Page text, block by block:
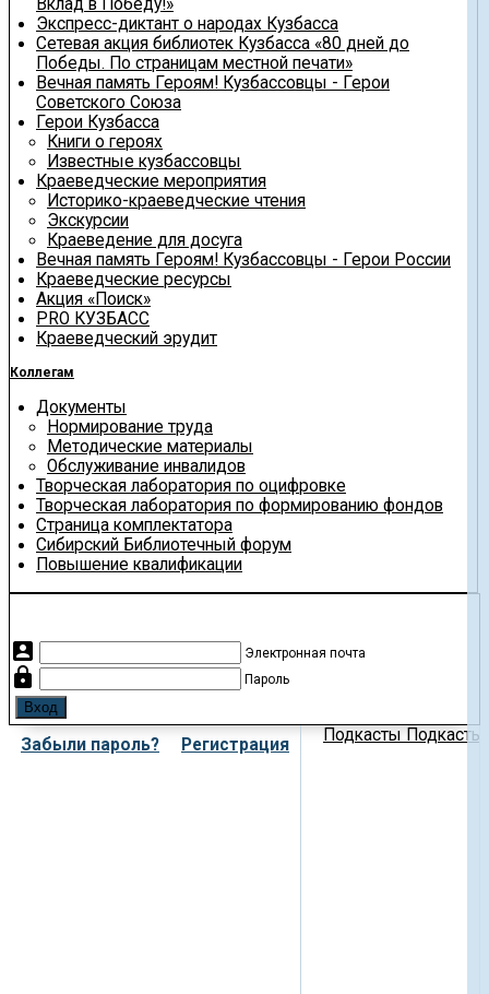
Экспресс-диктант о народах Кузбасса
Сетевая акция библиотек Кузбасса «80 дней до
Победы. По страницам местной печати»
Вечная память Героям! Кузбассовцы - Герои
Советского Союза
Герои Кузбасса
Книги о героях
Известные кузбассовцы
Краеведческие мероприятия
Историко-краеведческие чтения
Экскурсии
Краеведение для досуга
Вечная память Героям! Кузбассовцы - Герои России
Краеведческие ресурсы
Акция «Поиск»
PRO КУЗБАСС
Краеведческий эрудит
Коллегам
Документы
Нормирование труда
Методические материалы
Обслуживание инвалидов
Творческая лаборатория по оцифровке
Творческая лаборатория по формированию фондов
Страница комплектатора
Сибирский Библиотечный форум
Повышение квалификации
account_box Электронная почта
lock Пароль
Забыли пароль? Регистрация ПодкастыПодкасты